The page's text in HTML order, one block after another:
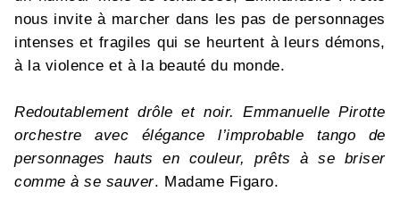
nous invite à marcher dans les pas de personnages
intenses et fragiles qui se heurtent à leurs démons,
à la violence et à la beauté du monde.
Redoutablement drôle et noir. Emmanuelle Pirotte
orchestre avec élégance l’improbable tango de
personnages hauts en couleur, prêts à se briser
comme à se sauver. Madame Figaro.